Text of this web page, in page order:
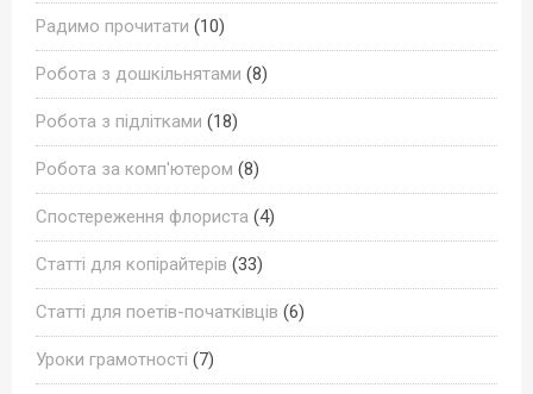
Радимо прочитати (10)
Робота з дошкільнятами (8)
Робота з підлітками (18)
Робота за комп'ютером (8)
Спостереження флориста (4)
Статті для копірайтерів (33)
Статті для поетів-початківців (6)
Уроки грамотності (7)